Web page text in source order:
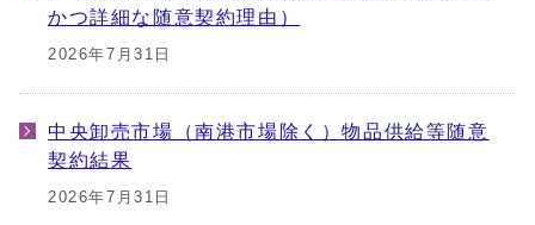
かつ詳細な随意契約理由）
2026年7月31日
中央卸売市場（南港市場除く）物品供給等随意
契約結果
2026年7月31日